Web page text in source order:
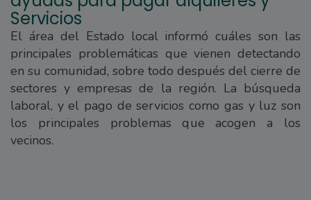
Servicios
El área del Estado local informó cuáles son las
principales problemáticas que vienen detectando
en su comunidad, sobre todo después del cierre de
sectores y empresas de la región. La búsqueda
laboral, y el pago de servicios como gas y luz son
los principales problemas que acogen a los
vecinos.